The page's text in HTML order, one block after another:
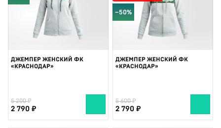
ДЖЕМПЕР ЖЕНСКИЙ ФК
«КРАСНОДАР»
5 200
2 790
−50%
ДЖЕМПЕР ЖЕНСКИЙ ФК
«КРАСНОДАР»
5 600
2 790